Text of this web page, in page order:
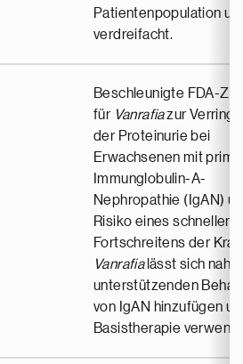
Patientenpopulation
verdreifacht.
Beschleunigte FDA-
für Vanrafiazur
der Proteinurie bei
Erwachsenen mit
Immunglobulin-A-
Nephropathie (IgAN)
Risiko eines schnellen
Fortschreitens der
Vanrafialässt sich
unterstützenden
von IgAN hinzufügen
Basistherapie